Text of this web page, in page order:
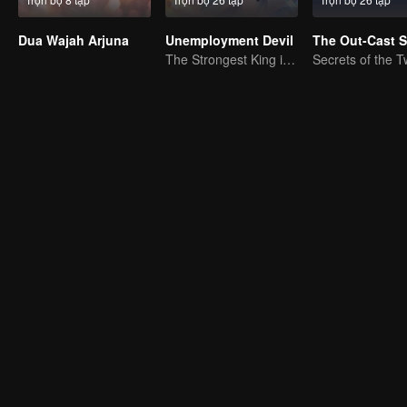
Dua Wajah Arjuna
Unemployment Devil
The Strongest King in the Demon World Suddenly Gets Laid Off?
The Out-Cast